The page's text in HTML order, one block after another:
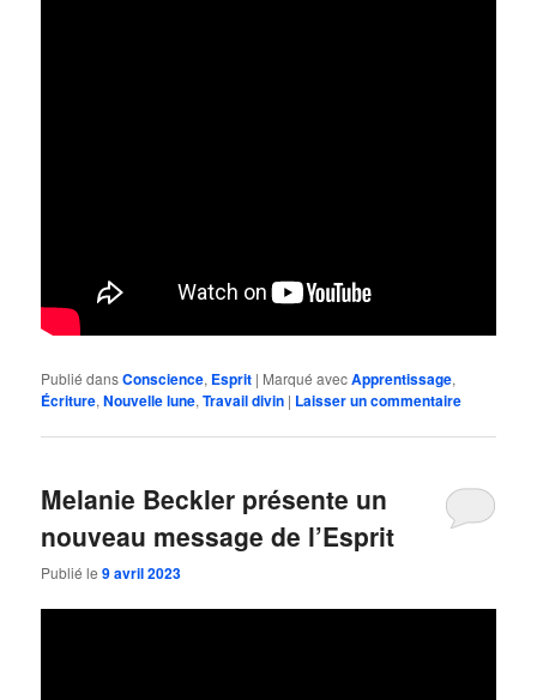
Publié dansConscience, Esprit | Marqué avecApprentissage,
Écriture,Nouvelle lune,Travail divin | Laisser un commentaire
Melanie Beckler présente un
nouveau message de l’Esprit
Publié le9 avril 2023